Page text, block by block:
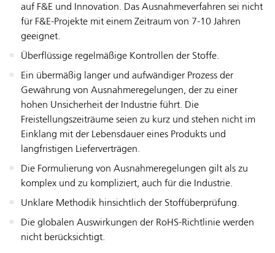
auf F&E und Innovation. Das Ausnahmeverfahren sei nicht
für F&E-Projekte mit einem Zeitraum von 7-10 Jahren
geeignet.
Überflüssige regelmäßige Kontrollen der Stoffe.
Ein übermäßig langer und aufwändiger Prozess der
Gewährung von Ausnahmeregelungen, der zu einer
hohen Unsicherheit der Industrie führt. Die
Freistellungszeiträume seien zu kurz und stehen nicht im
Einklang mit der Lebensdauer eines Produkts und
langfristigen Lieferverträgen.
Die Formulierung von Ausnahmeregelungen gilt als zu
komplex und zu kompliziert, auch für die Industrie.
Unklare Methodik hinsichtlich der Stoffüberprüfung.
Die globalen Auswirkungen der RoHS-Richtlinie werden
nicht berücksichtigt.